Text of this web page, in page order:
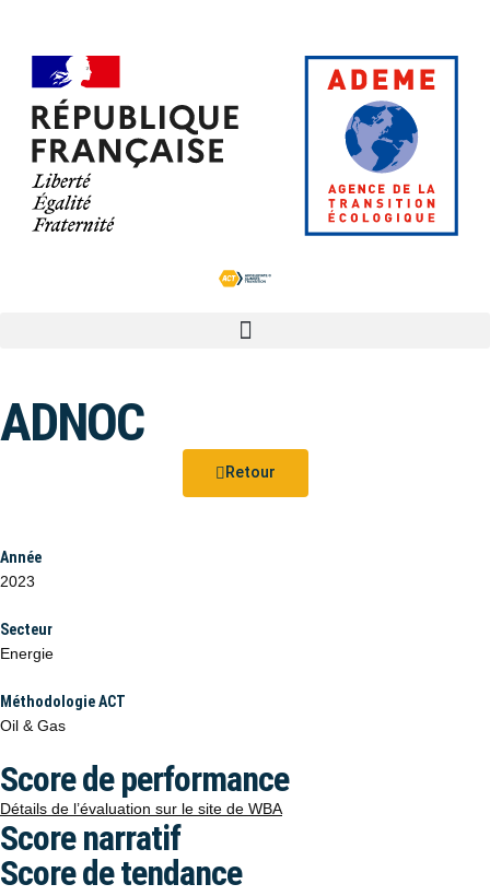
ADNOC
Retour
Année
2023
Secteur
Energie
Méthodologie ACT
Oil & Gas
Score de performance
Détails de l’évaluation sur le site de WBA
Score narratif
Score de tendance